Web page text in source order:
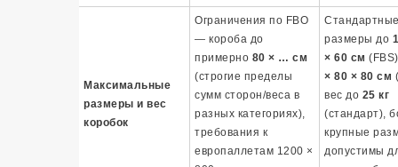
Максимальные
размеры и вес
коробок
Ограничения по FBO
— короба до
примерно 80 × … см
(строгие пределы
сумм сторон/веса в
разных категориях),
требования к
европаллетам 1200 ×
размеры до
× 60 см
× 80 × 80 см
вес до 25 кг
(стандарт),
крупные
допустимы